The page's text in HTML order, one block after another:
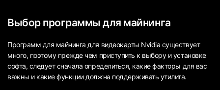
Выбор программы для майнинга
Программ для майнинга для видеокарты Nvidia существует
много, поэтому прежде чем приступить к выбору и установке
софта, следует сначала определиться, какие факторы для вас
важны и какие функции должна поддерживать утилита.